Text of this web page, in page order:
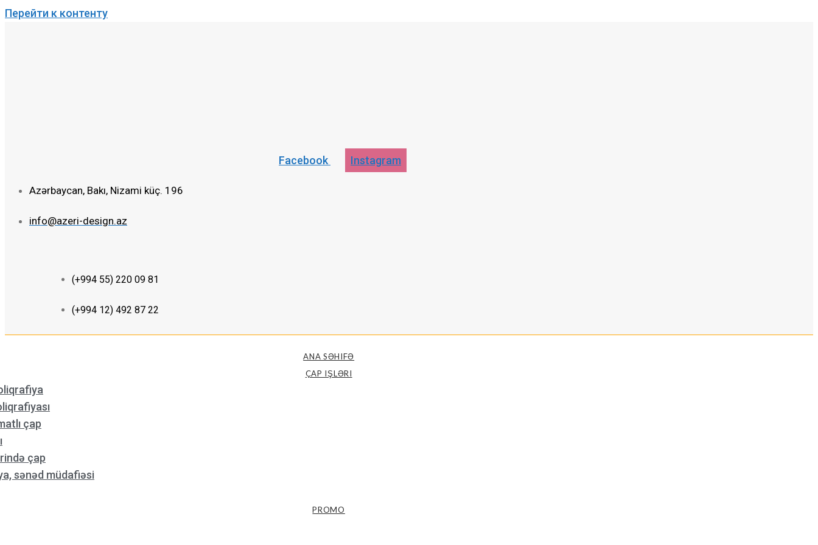
Перейти к контенту
Facebook Instagram
Azərbaycan, Bakı, Nizami küç. 196
info@azeri-design.az
(+994 55) 220 09 81
(+994 12) 492 87 22
ANA SƏHIFƏ
ÇAP IŞLƏRI
çap
çap
sənəd müdafiəsi
PROMO